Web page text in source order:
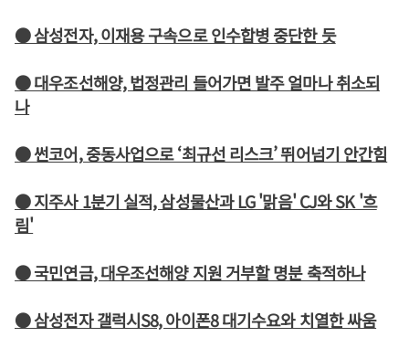
● 삼성전자, 이재용 구속으로 인수합병 중단한 듯
● 대우조선해양, 법정관리 들어가면 발주 얼마나 취소되
나
● 썬코어, 중동사업으로 ‘최규선 리스크’ 뛰어넘기 안간힘
● 지주사 1분기 실적, 삼성물산과 LG '맑음' CJ와 SK '흐
림'
● 국민연금, 대우조선해양 지원 거부할 명분 축적하나
● 삼성전자 갤럭시S8, 아이폰8 대기수요와 치열한 싸움